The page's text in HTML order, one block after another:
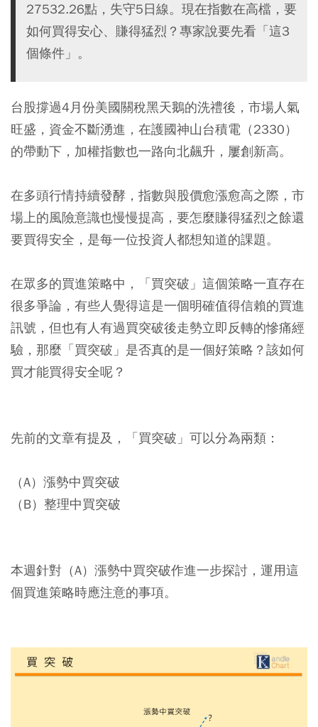
27532.26點，失守5日線。現在指數在高檔，要
如何買得安心、賺得猛烈？專家說要先看「這3
個條件」。
台股撐過4月份美國關稅黑天鵝的洗禮後，市場人氣
旺盛，資金不斷湧進，在護國神山台積電（2330）
的帶動下，加權指數也一路向北飆升，屢創新高。
在多頭行情持續發酵，指數與股價愈漲愈高之際，市
場上的風險意識也慢慢提高，要怎麼賺得猛烈之餘還
要買得安全，是每一位投資人都想知道的課題。
在眾多的買進策略中，「買突破」這個策略一直存在
很多爭論，有些人覺得這是一個明確值得信賴的買進
訊號，但也有人有過買突破後走勢立即反轉的慘痛經
驗，那麼「買突破」是否真的是一個好策略？該如何
買才能買得安全呢？
先前的文章有提及，「買突破」可以分為兩類：
（A）漲勢中買突破
（B）整理中買突破
本週針對（A）漲勢中買突破作進一步探討，運用這
個買進策略時應注意的事項。